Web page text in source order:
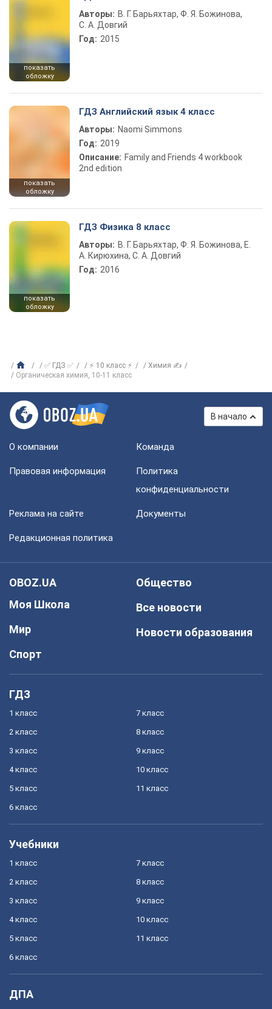
показать
обложку
Авторы: В. Г. Барьяхтар, Ф. Я. Божинова,
С. А. Довгий
Год: 2015
показать
обложку
ГДЗ Английский язык 4 класс
Авторы: Naomi Simmons
Год: 2019
Описание: Family and Friends 4 workbook
2nd edition
показать
обложку
ГДЗ Физика 8 класс
Авторы: В. Г. Барьяхтар, Ф. Я. Божинова, Е.
А. Кирюхина, С. А. Довгий
Год: 2016
✅ ГДЗ ✅ ⚡ 10 класс ⚡
Химия ✍
Органическая химия, 10-11 класс
В начало
О компании Команда
Правовая информация
Политика
конфиденциальности
Реклама на сайте Документы
Редакционная политика
OBOZ.UA
Моя Школа
Мир
Спорт
Общество
Все новости
Новости образования
ГДЗ
1 класс
2 класс
3 класс
4 класс
5 класс
6 класс
7 класс
8 класс
9 класс
10 класс
11 класс
Учебники
1 класс
2 класс
3 класс
4 класс
5 класс
6 класс
7 класс
8 класс
9 класс
10 класс
11 класс
ДПА